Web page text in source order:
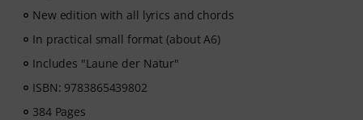
New edition with all lyrics and chords
In practical small format (about A6)
Includes "Laune der Natur"
ISBN: 9783865439802
384 Pages